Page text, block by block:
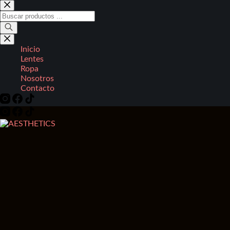
Saltar
al
contenido
Búsqueda
de
productos
Inicio
Lentes
Ropa
Nosotros
Contacto